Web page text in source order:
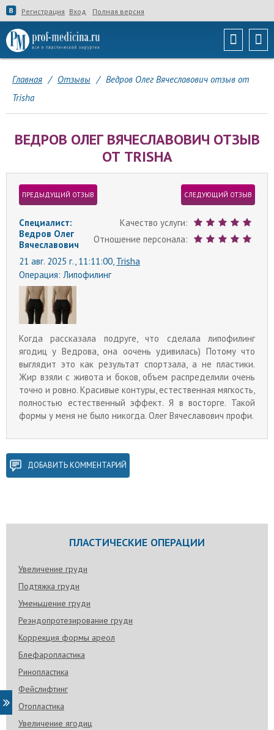
Регистрация Вход Полная версия
Главная / Отзывы / Ведров Олег Вячеславович отзыв от
Trisha
ВЕДРОВ ОЛЕГ ВЯЧЕСЛАВОВИЧ ОТЗЫВ
ОТ TRISHA
ПРЕДЫДУЩИЙ ОТЗЫВ СЛЕДУЮЩИЙ ОТЗЫВ
Качество услуги:
Отношение персонала:
Специалист:
Ведров Олег
Вячеславович
21 авг. 2025 г., 11:11:00, Trisha
Операция: Липофилинг
Когда рассказала подруге, что сделала липофилинг
ягодиц у Ведрова, она оочень удивилась) Потому что
выглядит это как результат спортзала, а не пластики.
Жир взяли с живота и боков, объем распределили очень
точно и ровно. Красивые контуры, естественная мягкость,
полностью естественный эффект. Я в восторге. Такой
формы у меня не было никогда. Олег Вячеславович профи.
ДОБАВИТЬ КОММЕНТАРИЙ
ПЛАСТИЧЕСКИЕ ОПЕРАЦИИ
Увеличение груди
Подтяжка груди
Уменьшение груди
Реэндопротезирование груди
Коррекция формы ареол
Блефаропластика
Ринопластика
Фейслифтинг
Отопластика
Увеличение ягодиц